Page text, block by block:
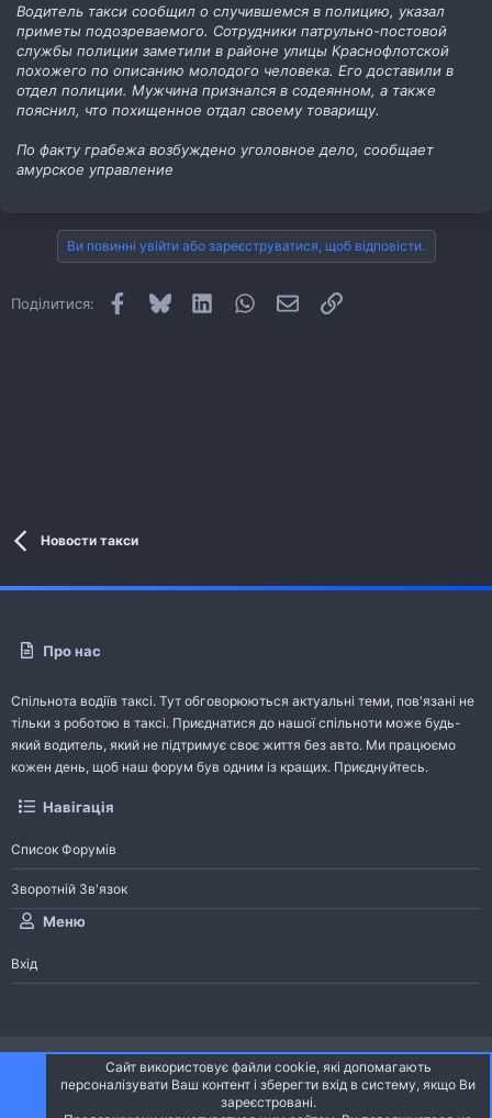
Водитель такси сообщил о случившемся в полицию, указал
приметы подозреваемого. Сотрудники патрульно-постовой
службы полиции заметили в районе улицы Краснофлотской
похожего по описанию молодого человека. Его доставили в
отдел полиции. Мужчина признался в содеянном, а также
пояснил, что похищенное отдал своему товарищу.
По факту грабежа возбуждено уголовное дело, сообщает
амурское управление
Ви повинні увійти або зареєструватися, щоб відповісти.
Поділитися: Facebook
Bluesky LinkedInWhatsApp
E-mailПосилання
Новости такси
Про нас
Спільнота водіїв таксі. Тут обговорюються актуальні теми, пов'язані не
тільки з роботою в таксі. Приєднатися до нашої спільноти може будь-
який водитель, який не підтримує своє життя без авто. Ми працюємо
кожен день, щоб наш форум був одним із кращих. Приєднуйтесь.
Навігація
Список Форумів
Зворотній Зв'язок
Меню
Вхід
Community platform by XenForo® © 2010-2026 XenForo Ltd.
Community platform by XenForo © 2010-2022 XenForo Ltd. | dev: Pages
Сайт використовує файли cookie, які допомагають
персоналізувати Ваш контент і зберегти вхід в систему, якщо Ви
зареєстровані.